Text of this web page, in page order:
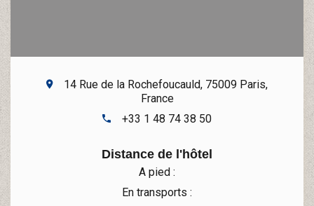
14 Rue de la Rochefoucauld, 75009 Paris,
France
+33 1 48 74 38 50
Distance de l'hôtel
A pied :
En transports :